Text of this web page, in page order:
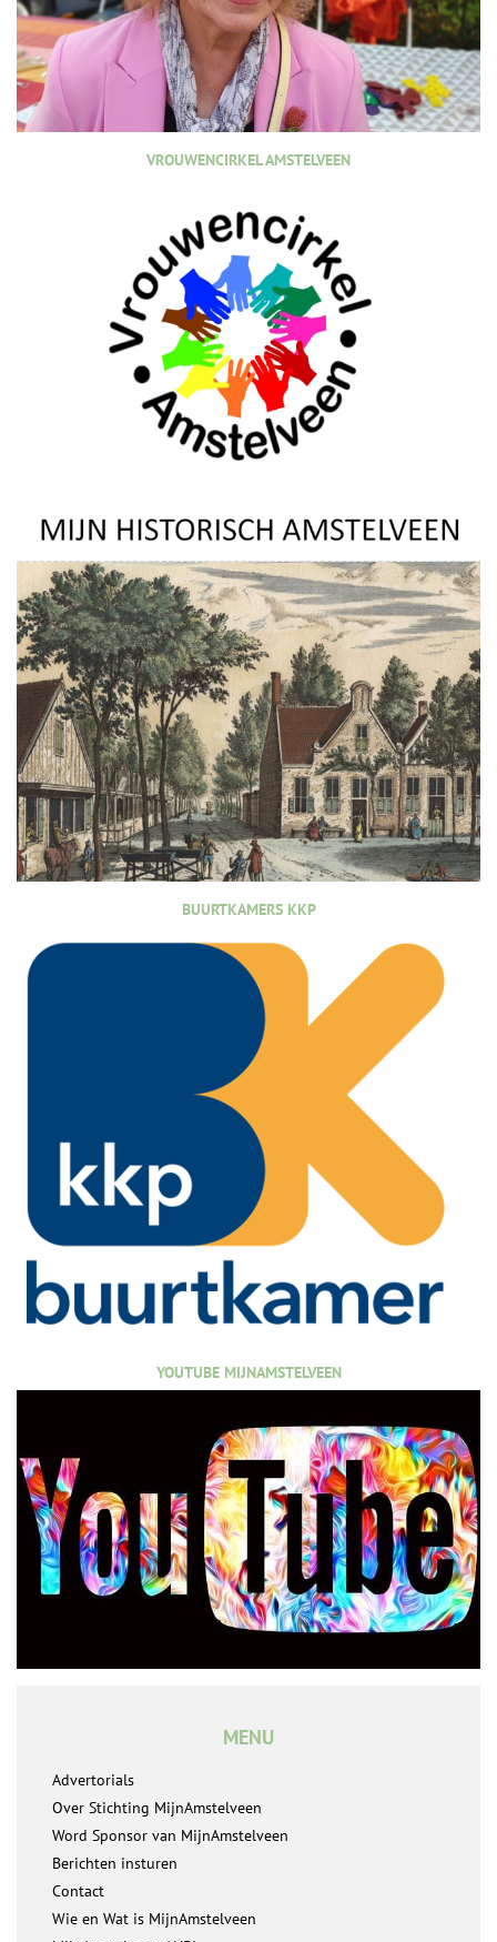
VROUWENCIRKEL AMSTELVEEN
BUURTKAMERS KKP
YOUTUBE MIJNAMSTELVEEN
MENU
Advertorials
Over Stichting MijnAmstelveen
Word Sponsor van MijnAmstelveen
Berichten insturen
Contact
Wie en Wat is MijnAmstelveen